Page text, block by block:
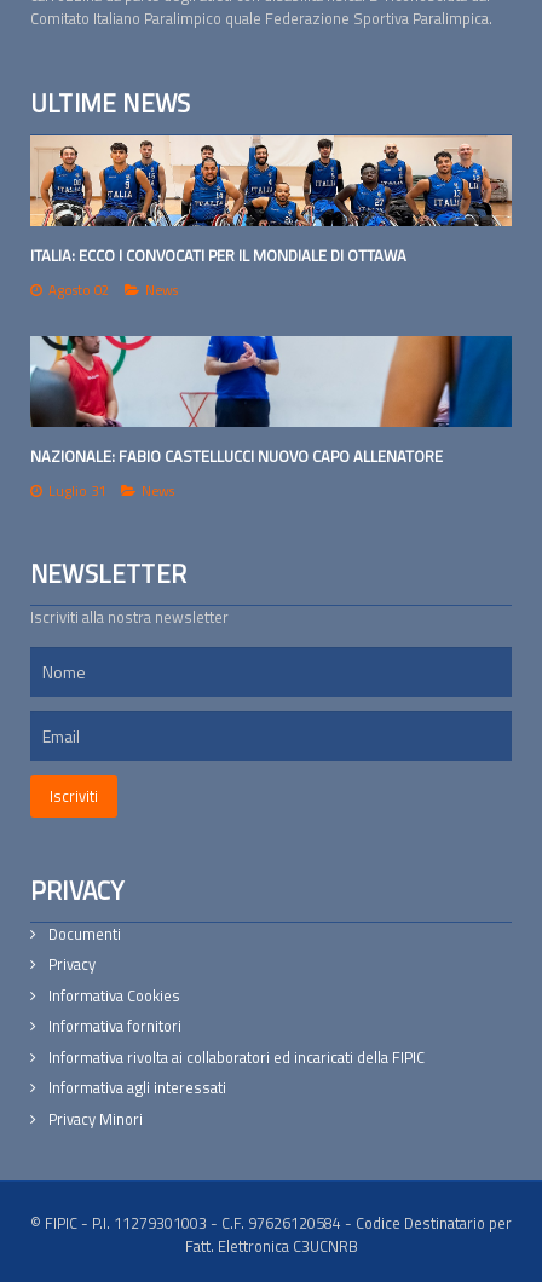
Comitato Italiano Paralimpico quale Federazione Sportiva Paralimpica.
ULTIME NEWS
ITALIA: ECCO I CONVOCATI PER IL MONDIALE DI OTTAWA
Agosto 02 News
NAZIONALE: FABIO CASTELLUCCI NUOVO CAPO ALLENATORE
Luglio 31 News
NEWSLETTER
Iscriviti alla nostra newsletter
PRIVACY
Documenti
Privacy
Informativa Cookies
Informativa fornitori
Informativa rivolta ai collaboratori ed incaricati della FIPIC
Informativa agli interessati
Privacy Minori
© FIPIC - P.I. 11279301003 - C.F. 97626120584 - Codice Destinatario per
Fatt. Elettronica C3UCNRB